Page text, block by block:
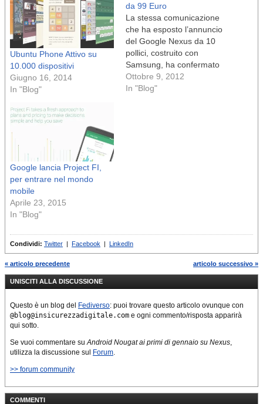
Ubuntu Phone Attivo su
10.000 dispositivi
Giugno 16, 2014
In "Blog"
da 99 Euro
La stessa comunicazione
che ha esposto l’annuncio
del Google Nexus da 10
pollici, costruito con
Samsung, ha confermato
che dicembre
Ottobre 9, 2012
In "Blog"
Google lancia Project FI,
per entrare nel mondo
mobile
Aprile 23, 2015
In "Blog"
Condividi: Twitter | Facebook | LinkedIn
« articolo precedente articolo successivo »
UNISCITI ALLA DISCUSSIONE
Questo è un blog del Fediverso: puoi trovare questo articolo ovunque con
@blog@insicurezzadigitale.com e ogni commento/risposta apparirà
qui sotto.
Se vuoi commentare su Android Nougat ai primi di gennaio su Nexus
utilizza la discussione sul Forum
>> forum community
COMMENTI